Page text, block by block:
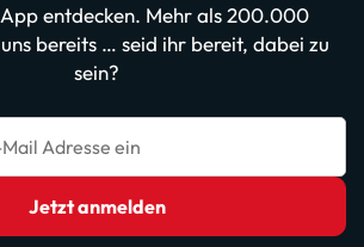
entdecken. Mehr als 200.000
bereits … seid ihr bereit, dabei zu
sein?
Adresse ein
Jetzt anmelden